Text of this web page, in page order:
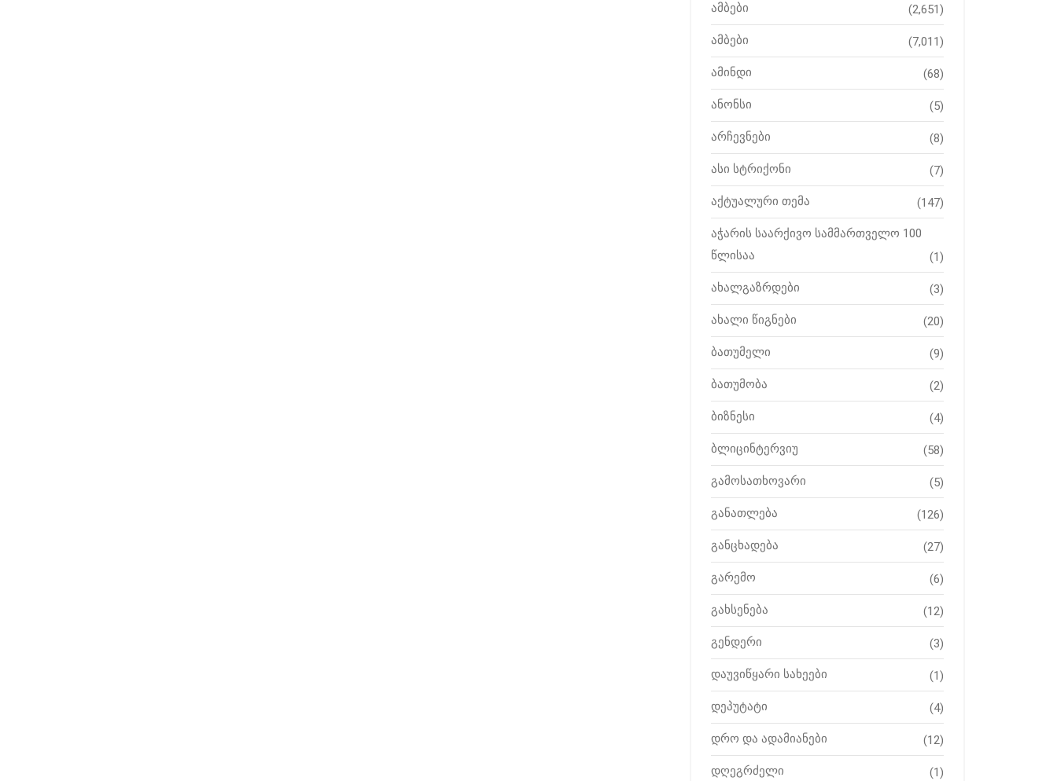
ამბები (2,651)
ამბები (7,011)
ამინდი (68)
ანონსი (5)
არჩევნები (8)
ასი სტრიქონი (7)
აქტუალური თემა (147)
აჭარის საარქივო სამმართველო 100
წლისაა
(1)
ახალგაზრდები (3)
ახალი წიგნები (20)
ბათუმელი (9)
ბათუმობა (2)
ბიზნესი (4)
ბლიცინტერვიუ (58)
გამოსათხოვარი (5)
განათლება (126)
განცხადება (27)
გარემო (6)
გახსენება (12)
გენდერი (3)
დაუვიწყარი სახეები (1)
დეპუტატი (4)
დრო და ადამიანები (12)
დღეგრძელი (1)